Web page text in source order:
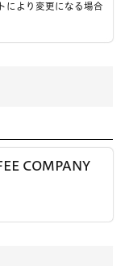
により変更になる場合
COMPANY